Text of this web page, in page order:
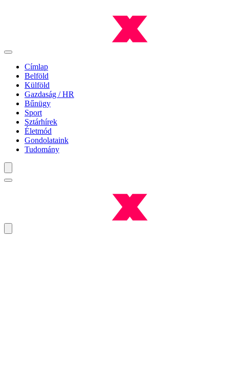
Címlap
Belföld
Külföld
Gazdaság / HR
Bűnügy
Sport
Sztárhírek
Életmód
Gondolataink
Tudomány